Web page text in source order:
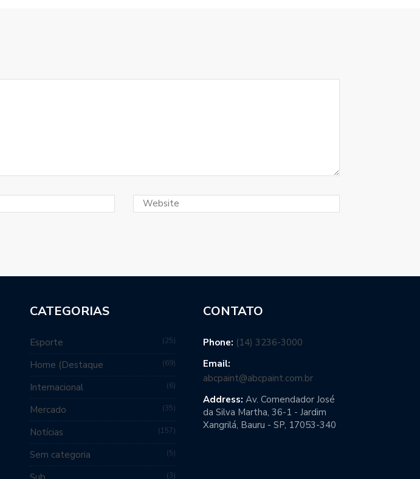
CATEGORIAS
Esporte 25
Home (Destaque 69
Internacional 6
Mercado 35
Notícias 157
Sem categoria 5
3
CONTATO
Phone: (14) 3236-3000
Email:
abcpaint@abcpaint.com.br
Address: Av. Comendador José
da Silva Martha, 36-1 - Jardim
Xangrilá, Bauru - SP, 17053-340